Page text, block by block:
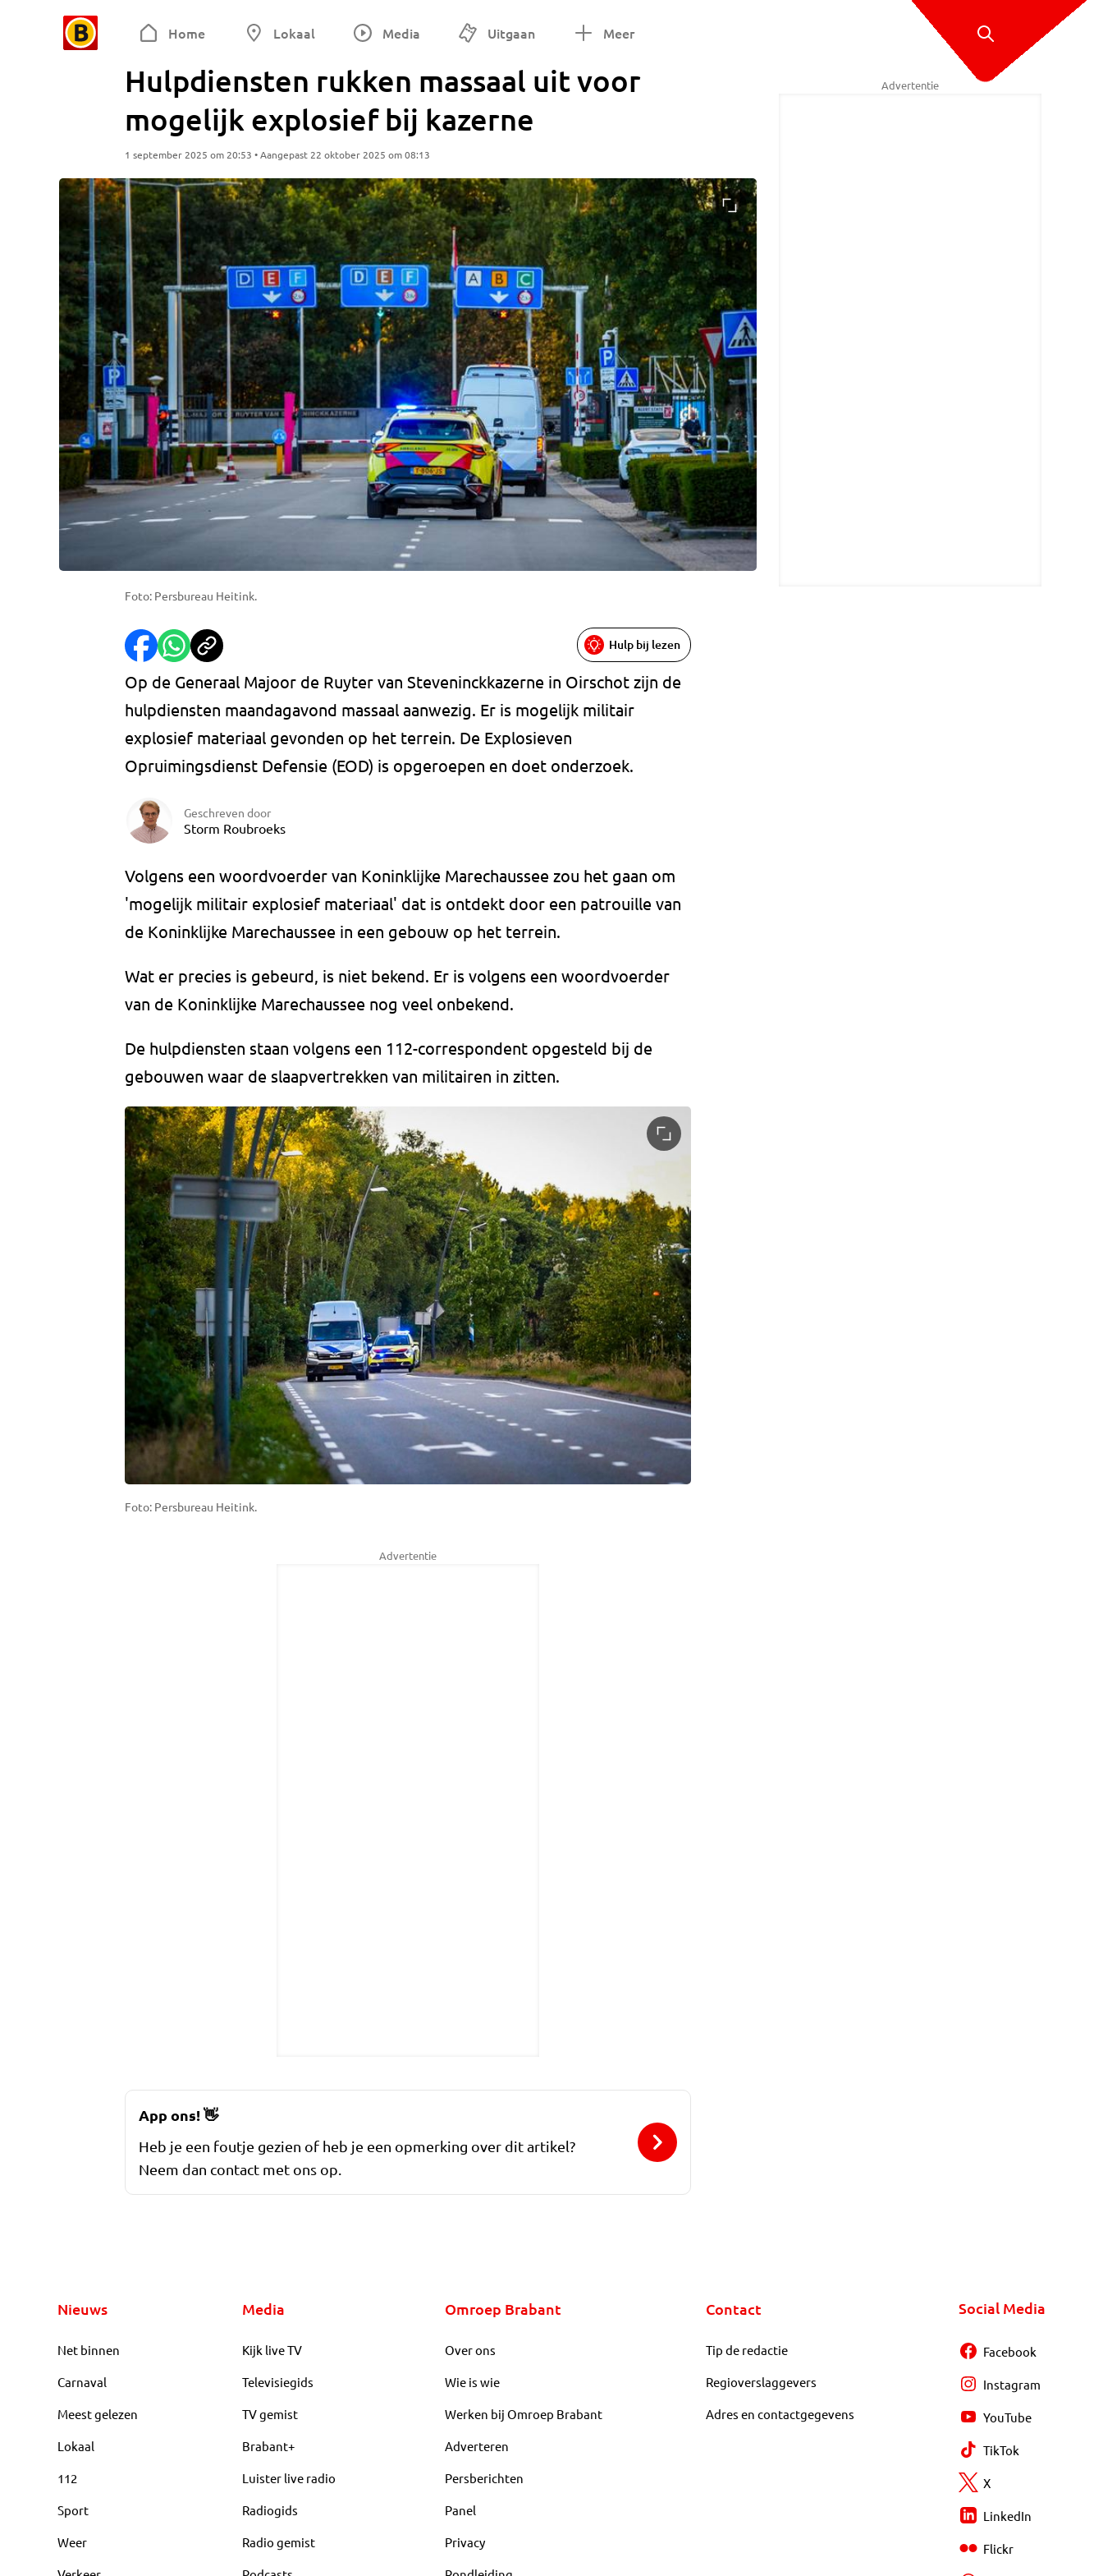
Home Lokaal Media Uitgaan Meer
Hulpdiensten rukken massaal uit voor
mogelijk explosief bij kazerne
1 september 2025 om 20:53 • Aangepast 22 oktober 2025 om 08:13
Foto: Persbureau Heitink.
Hulp bij lezen
Op de Generaal Majoor de Ruyter van Steveninckkazerne in Oirschot zijn de
hulpdiensten maandagavond massaal aanwezig. Er is mogelijk militair
explosief materiaal gevonden op het terrein. De Explosieven
Opruimingsdienst Defensie (EOD) is opgeroepen en doet onderzoek.
Geschreven door
Storm Roubroeks
Volgens een woordvoerder van Koninklijke Marechaussee zou het gaan om
'mogelijk militair explosief materiaal' dat is ontdekt door een patrouille van
de Koninklijke Marechaussee in een gebouw op het terrein.
Wat er precies is gebeurd, is niet bekend. Er is volgens een woordvoerder
van de Koninklijke Marechaussee nog veel onbekend.
De hulpdiensten staan volgens een 112-correspondent opgesteld bij de
gebouwen waar de slaapvertrekken van militairen in zitten.
Foto: Persbureau Heitink.
Advertentie
Advertentie
App ons!👋
Heb je een foutje gezien of heb je een opmerking over dit artikel?
Neem dan contact met ons op.
Nieuws
Net binnen
Carnaval
Meest gelezen
Lokaal
112
Sport
Weer
Media
Kijk live TV
Televisiegids
TV gemist
Brabant+
Luister live radio
Radiogids
Radio gemist
Omroep Brabant
Over ons
Wie is wie
Werken bij Omroep Brabant
Adverteren
Persberichten
Panel
Privacy
Contact
Tip de redactie
Regioverslaggevers
Adres en contactgegevens
Social Media
Facebook
Instagram
YouTube
TikTok
X
LinkedIn
Flickr